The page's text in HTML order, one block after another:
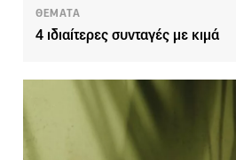
ΘΕΜΑΤΑ
4 ιδιαίτερες συνταγές με κιμά